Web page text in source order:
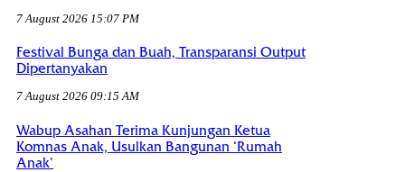
7 August 2026 15:07 PM
Festival Bunga dan Buah, Transparansi Output
Dipertanyakan
7 August 2026 09:15 AM
Wabup Asahan Terima Kunjungan Ketua
Komnas Anak, Usulkan Bangunan ‘Rumah
Anak’